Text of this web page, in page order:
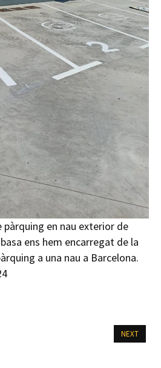
pàrquing en nau exterior de
ens hem encarregat de la
a una nau a Barcelona.
NEXT